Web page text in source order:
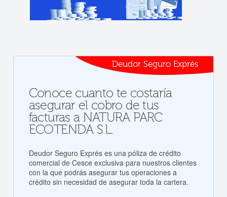
Deudor Seguro Exprés
Conoce cuanto te costaría
asegurar el cobro de tus
facturas a NATURA PARC
ECOTENDA S.L.
Deudor Seguro Exprés es una póliza de crédito
comercial de Cesce exclusiva para nuestros clientes
con la que podrás asegurar tus operaciones a
crédito sin necesidad de asegurar toda la cartera.